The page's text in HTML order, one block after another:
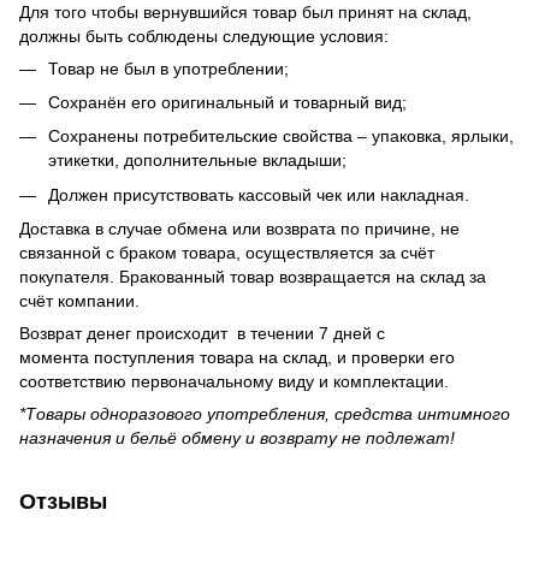
Для того чтобы вернувшийся товар был принят на склад,
должны быть соблюдены следующие условия:
Товар не был в употреблении;
Сохранён его оригинальный и товарный вид;
Сохранены потребительские свойства – упаковка, ярлыки,
этикетки, дополнительные вкладыши;
Должен присутствовать кассовый чек или накладная.
Доставка в случае обмена или возврата по причине, не
связанной с браком товара, осуществляется за счёт
покупателя. Бракованный товар возвращается на склад за
счёт компании.
Возврат денег происходит в течении 7 дней с
момента поступления товара на склад, и проверки его
соответствию первоначальному виду и комплектации.
*Товары одноразового употребления, средства интимного
назначения и бельё обмену и возврату не подлежат!
Отзывы